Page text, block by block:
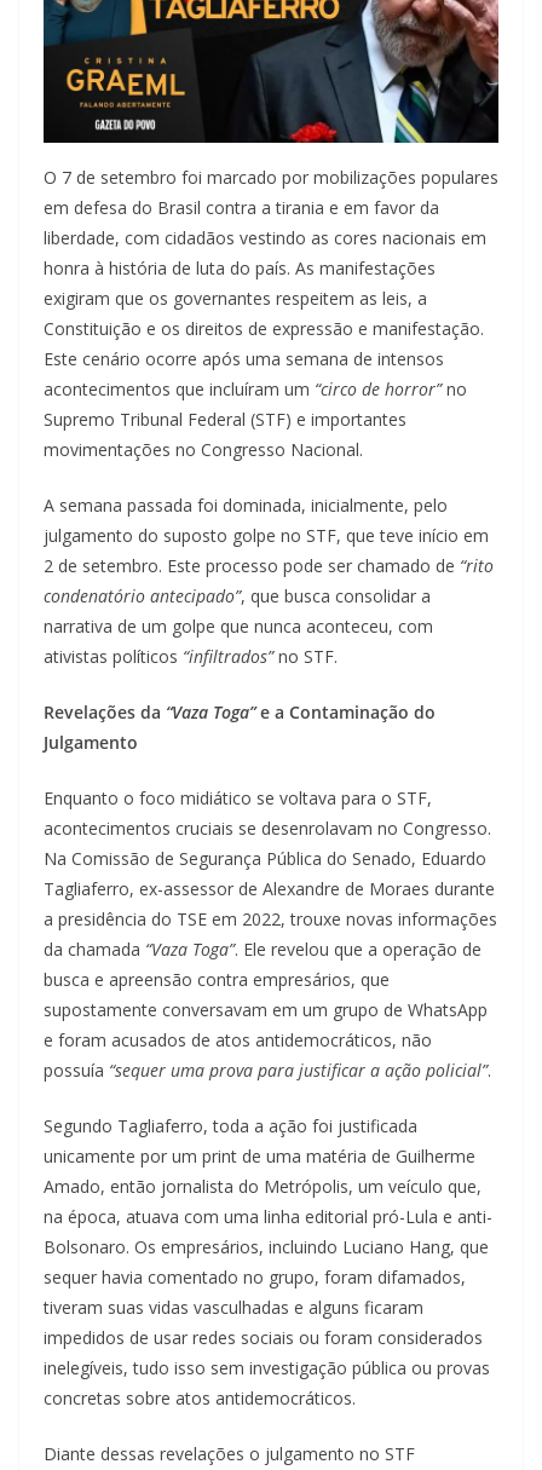
O 7 de setembro foi marcado por mobilizações populares
em defesa do Brasil contra a tirania e em favor da
liberdade, com cidadãos vestindo as cores nacionais em
honra à história de luta do país. As manifestações
exigiram que os governantes respeitem as leis, a
Constituição e os direitos de expressão e manifestação.
Este cenário ocorre após uma semana de intensos
acontecimentos que incluíram um “circo de horror”no
Supremo Tribunal Federal (STF) e importantes
movimentações no Congresso Nacional.
A semana passada foi dominada, inicialmente, pelo
julgamento do suposto golpe no STF, que teve início em
2 de setembro. Este processo pode ser chamado de “rito
condenatório antecipado”, que busca consolidar a
narrativa de um golpe que nunca aconteceu, com
ativistas políticos “infiltrados”no STF.
Revelações da “Vaza Toga”e a Contaminação do
Julgamento
Enquanto o foco midiático se voltava para o STF,
acontecimentos cruciais se desenrolavam no Congresso.
Na Comissão de Segurança Pública do Senado, Eduardo
Tagliaferro, ex-assessor de Alexandre de Moraes durante
a presidência do TSE em 2022, trouxe novas informações
da chamada “Vaza Toga”. Ele revelou que a operação de
busca e apreensão contra empresários, que
supostamente conversavam em um grupo de WhatsApp
e foram acusados de atos antidemocráticos, não
possuía “sequer uma prova para justificar a ação policial”.
Segundo Tagliaferro, toda a ação foi justificada
unicamente por um print de uma matéria de Guilherme
Amado, então jornalista do Metrópolis, um veículo que,
na época, atuava com uma linha editorial pró-Lula e anti-
Bolsonaro. Os empresários, incluindo Luciano Hang, que
sequer havia comentado no grupo, foram difamados,
tiveram suas vidas vasculhadas e alguns ficaram
impedidos de usar redes sociais ou foram considerados
inelegíveis, tudo isso sem investigação pública ou provas
concretas sobre atos antidemocráticos.
Diante dessas revelações o julgamento no STF